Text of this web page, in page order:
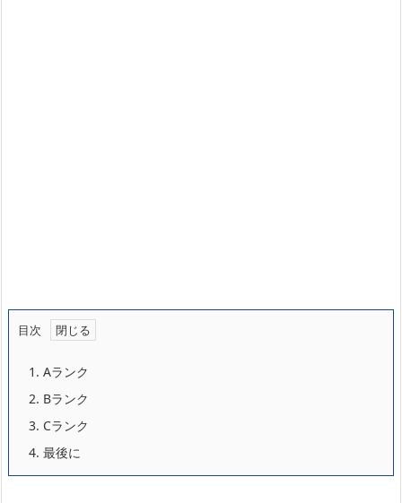
目次
1. Aランク
2. Bランク
3. Cランク
4. 最後に